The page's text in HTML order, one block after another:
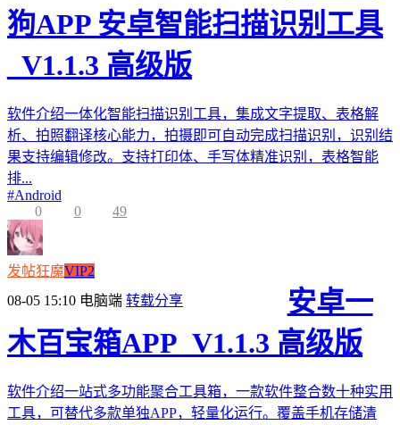
狗APP 安卓智能扫描识别工具
_V1.1.3 高级版
软件介绍一体化智能扫描识别工具，集成文字提取、表格解
析、拍照翻译核心能力，拍摄即可自动完成扫描识别，识别结
果支持编辑修改。支持打印体、手写体精准识别，表格智能
排...
#Android
0
0 49
发帖狂魔VIP2
08-05 15:10 电脑端 转载分享
安卓一
木百宝箱APP_V1.1.3 高级版
软件介绍一站式多功能聚合工具箱，一款软件整合数十种实用
工具，可替代多款单独APP，轻量化运行。覆盖手机存储清